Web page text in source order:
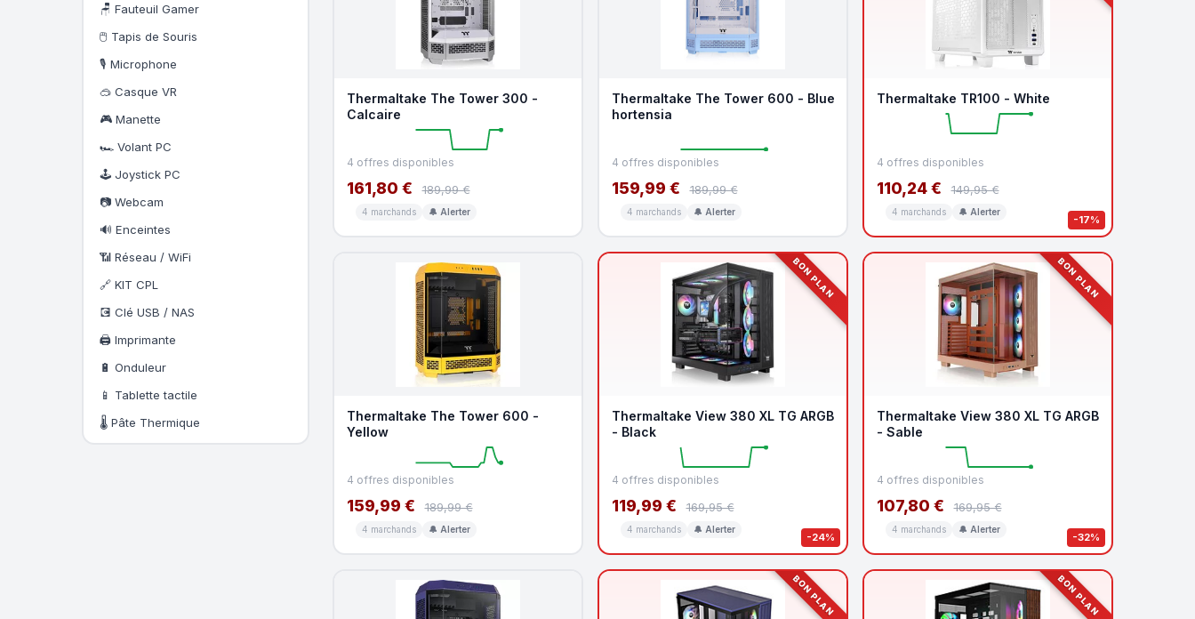
🪑 Fauteuil Gamer
🖱️ Tapis de Souris
🎙️ Microphone
🥽 Casque VR
🎮 Manette
🏎️ Volant PC
🕹️ Joystick PC
📷 Webcam
🔊 Enceintes
📶 Réseau / WiFi
🔗 KIT CPL
💽 Clé USB / NAS
🖨️ Imprimante
🔋 Onduleur
📱 Tablette tactile
🌡️ Pâte Thermique
Thermaltake The Tower 300 -
Calcaire
4 offres disponibles
161,80 € 189,99 €
4 marchands 🔔 Alerter
Thermaltake The Tower 600 - Blue
hortensia
4 offres disponibles
159,99 € 189,99 €
4 marchands 🔔 Alerter
-17%
Thermaltake TR100 - White
4 offres disponibles
110,24 € 149,95 €
4 marchands 🔔 Alerter
Thermaltake The Tower 600 -
Yellow
4 offres disponibles
159,99 € 189,99 €
4 marchands 🔔 Alerter
BON PLAN
-24%
Thermaltake View 380 XL TG ARGB
- Black
4 offres disponibles
119,99 € 169,95 €
4 marchands 🔔 Alerter
BON PLAN
-32%
Thermaltake View 380 XL TG ARGB
- Sable
4 offres disponibles
107,80 € 169,95 €
4 marchands 🔔 Alerter
BON PLAN BON PLAN